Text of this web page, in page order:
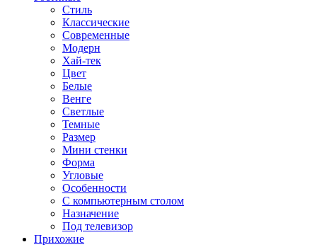
Стиль
Классические
Современные
Модерн
Хай-тек
Цвет
Белые
Венге
Светлые
Темные
Размер
Мини стенки
Форма
Угловые
Особенности
С компьютерным столом
Назначение
Под телевизор
Прихожие